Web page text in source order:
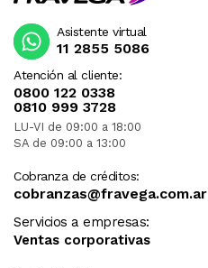
Atención al cliente:
0800 122 0338
0810 999 3728
LU-VI de 09:00 a 18:00
SA de 09:00 a 13:00
Cobranza de créditos:
cobranzas@fravega.com.ar
Servicios a empresas:
Ventas corporativas
Asistente virtual
11 2855 5086